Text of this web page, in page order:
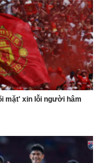
mặt' xin lỗi người hâm